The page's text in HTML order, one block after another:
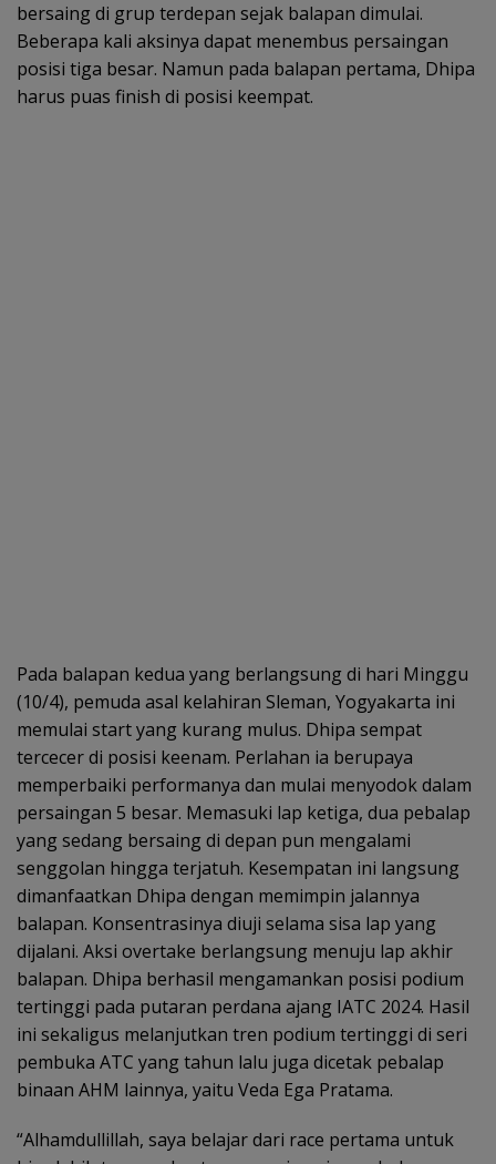
bersaing di grup terdepan sejak balapan dimulai.
Beberapa kali aksinya dapat menembus persaingan
posisi tiga besar. Namun pada balapan pertama, Dhipa
harus puas finish di posisi keempat.
Pada balapan kedua yang berlangsung di hari Minggu
(10/4), pemuda asal kelahiran Sleman, Yogyakarta ini
memulai start yang kurang mulus. Dhipa sempat
tercecer di posisi keenam. Perlahan ia berupaya
memperbaiki performanya dan mulai menyodok dalam
persaingan 5 besar. Memasuki lap ketiga, dua pebalap
yang sedang bersaing di depan pun mengalami
senggolan hingga terjatuh. Kesempatan ini langsung
dimanfaatkan Dhipa dengan memimpin jalannya
balapan. Konsentrasinya diuji selama sisa lap yang
dijalani. Aksi overtake berlangsung menuju lap akhir
balapan. Dhipa berhasil mengamankan posisi podium
tertinggi pada putaran perdana ajang IATC 2024. Hasil
ini sekaligus melanjutkan tren podium tertinggi di seri
pembuka ATC yang tahun lalu juga dicetak pebalap
binaan AHM lainnya, yaitu Veda Ega Pratama.
“Alhamdullillah, saya belajar dari race pertama untuk